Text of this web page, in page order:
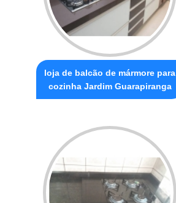
loja de balcão de mármore para
cozinha Jardim Guarapiranga